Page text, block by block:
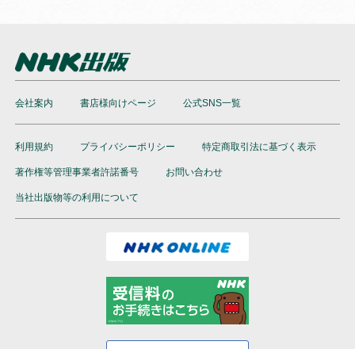
会社案内 書店様向けページ 公式SNS一覧
利用規約 プライバシーポリシー 特定商取引法に基づく表示
著作権等管理事業者許諾番号 お問い合わせ
当社出版物等の利用について